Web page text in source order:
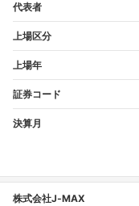
代表者
上場区分
上場年
証券コード
決算月
株式会社J‐MAX